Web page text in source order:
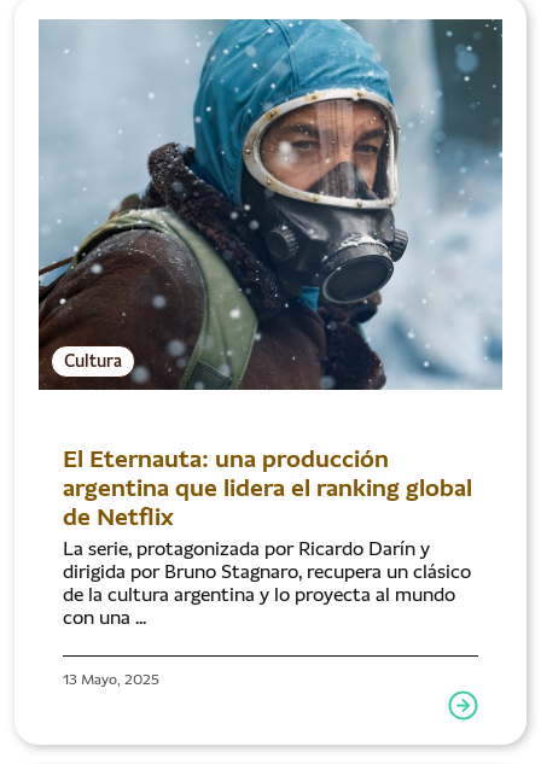
Cultura
El Eternauta: una producción
argentina que lidera el ranking global
de Netflix
La serie, protagonizada por Ricardo Darín y
dirigida por Bruno Stagnaro, recupera un clásico
de la cultura argentina y lo proyecta al mundo
con una ...
13 Mayo, 2025